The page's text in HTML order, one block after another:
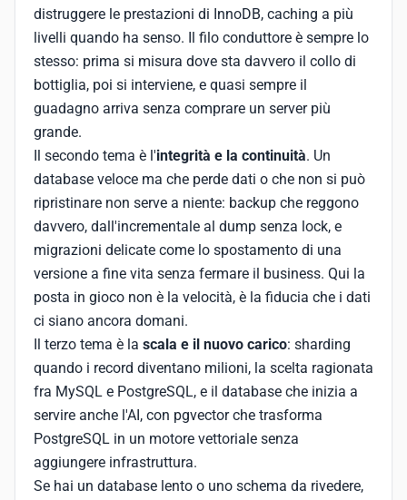
distruggere le prestazioni di InnoDB, caching a più
livelli quando ha senso. Il filo conduttore è sempre lo
stesso: prima si misura dove sta davvero il collo di
bottiglia, poi si interviene, e quasi sempre il
guadagno arriva senza comprare un server più
grande.
Il secondo tema è l'integrità e la continuità. Un
database veloce ma che perde dati o che non si può
ripristinare non serve a niente: backup che reggono
davvero, dall'incrementale al dump senza lock, e
migrazioni delicate come lo spostamento di una
versione a fine vita senza fermare il business. Qui la
posta in gioco non è la velocità, è la fiducia che i dati
ci siano ancora domani.
Il terzo tema è la scala e il nuovo carico: sharding
quando i record diventano milioni, la scelta ragionata
fra MySQL e PostgreSQL, e il database che inizia a
servire anche l'AI, con pgvector che trasforma
PostgreSQL in un motore vettoriale senza
aggiungere infrastruttura.
Se hai un database lento o uno schema da rivedere,